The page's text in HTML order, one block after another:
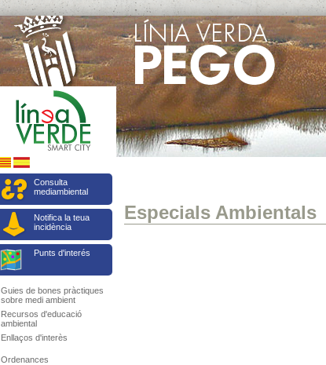
Consulta
mediambiental
Notifica la teua
incidència
Punts d'interés
Guies de bones pràctiques
sobre medi ambient
Recursos d'educació
ambiental
Enllaços d'interès
Ordenances
Especials Ambientals